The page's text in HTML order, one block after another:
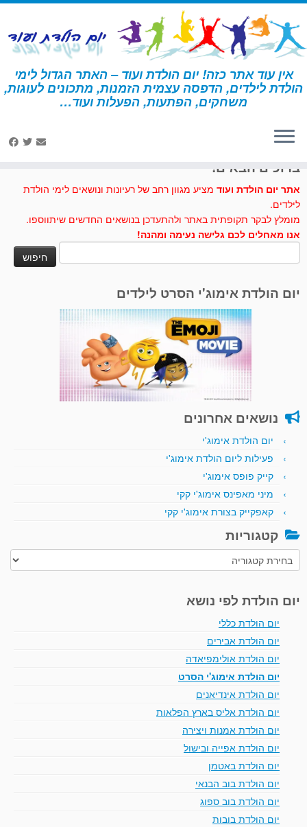
דלג
לתוכן
אין עוד אתר כזה! יום הולדת ועוד – האתר הגדול לימי
הולדת לילדים, הדפסה עצמית הזמנות, מתכונים לעוגות,
משחקים, הפתעות, הפעלות ועוד… דף הבית » יונה
ברוכים הבאים!
אתר יום הולדת ועוד מציע מגוון רחב של רעיונות ונושאים לימי הולדת
לילדים.
מומלץ לבקר תקופתית באתר ולהתעדכן בנושאים החדשים שיתווספו.
אנו מאחלים לכם גלישה נעימה ומהנה!
יום הולדת אימוג'י הסרט לילדים
נושאים אחרונים
יום הולדת אימוג'י
פעילות ליום הולדת אימוג'י
קייק פופס אימוג'י
מיני מאפינס אימוג'י קקי
קאפקייק בצורת אימוג'י קקי
קטגוריות
קטגוריות
יום הולדת לפי נושא
יום הולדת כללי
יום הולדת אבירים
יום הולדת אולימפיאדה
יום הולדת אימוג'י הסרט
יום הולדת אינדיאנים
יום הולדת אליס בארץ הפלאות
יום הולדת אמנות ויצירה
יום הולדת אפייה ובישול
יום הולדת באטמן
יום הולדת בוב הבנאי
יום הולדת בוב ספוג
יום הולדת בובות